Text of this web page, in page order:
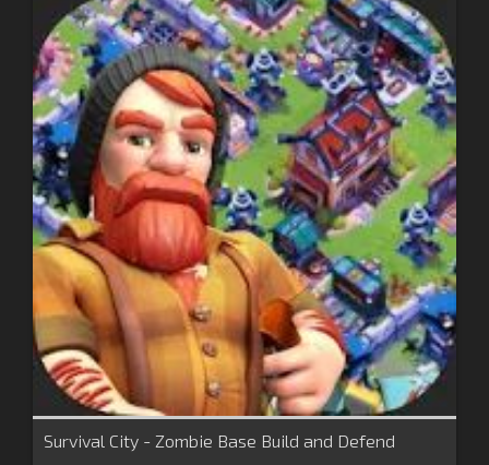
Survival City - Zombie Base Build and Defend